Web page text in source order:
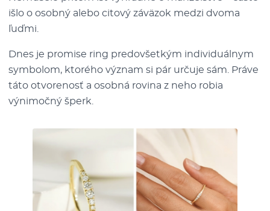
išlo o osobný alebo citový záväzok medzi dvoma
ľuďmi.
Dnes je promise ring predovšetkým individuálnym
symbolom, ktorého význam si pár určuje sám. Práve
táto otvorenosť a osobná rovina z neho robia
výnimočný šperk.